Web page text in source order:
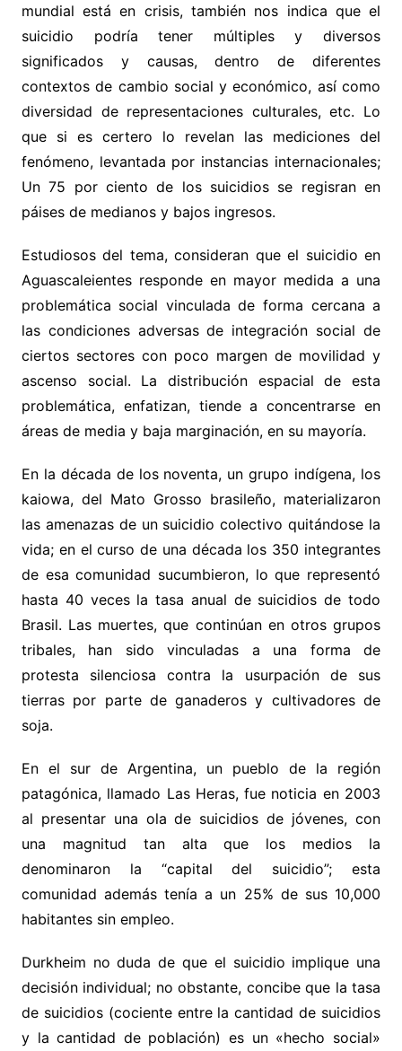
mundial está en crisis, también nos indica que el
suicidio podría tener múltiples y diversos
significados y causas, dentro de diferentes
contextos de cambio social y económico, así como
diversidad de representaciones culturales, etc. Lo
que si es certero lo revelan las mediciones del
fenómeno, levantada por instancias internacionales;
Un 75 por ciento de los suicidios se regisran en
páises de medianos y bajos ingresos.
Estudiosos del tema, consideran que el suicidio en
Aguascaleientes responde en mayor medida a una
problemática social vinculada de forma cercana a
las condiciones adversas de integración social de
ciertos sectores con poco margen de movilidad y
ascenso social. La distribución espacial de esta
problemática, enfatizan, tiende a concentrarse en
áreas de media y baja marginación, en su mayoría.
En la década de los noventa, un grupo indígena, los
kaiowa, del Mato Grosso brasileño, materializaron
las amenazas de un suicidio colectivo quitándose la
vida; en el curso de una década los 350 integrantes
de esa comunidad sucumbieron, lo que representó
hasta 40 veces la tasa anual de suicidios de todo
Brasil. Las muertes, que continúan en otros grupos
tribales, han sido vinculadas a una forma de
protesta silenciosa contra la usurpación de sus
tierras por parte de ganaderos y cultivadores de
soja.
En el sur de Argentina, un pueblo de la región
patagónica, llamado Las Heras, fue noticia en 2003
al presentar una ola de suicidios de jóvenes, con
una magnitud tan alta que los medios la
denominaron la “capital del suicidio”; esta
comunidad además tenía a un 25% de sus 10,000
habitantes sin empleo.
Durkheim no duda de que el suicidio implique una
decisión individual; no obstante, concibe que la tasa
de suicidios (cociente entre la cantidad de suicidios
y la cantidad de población) es un «hecho social»